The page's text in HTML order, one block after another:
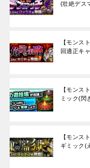
(壮絶デス
【モンス
回適正キ
【モンス
ミック(閃
【モンス
ギミック(